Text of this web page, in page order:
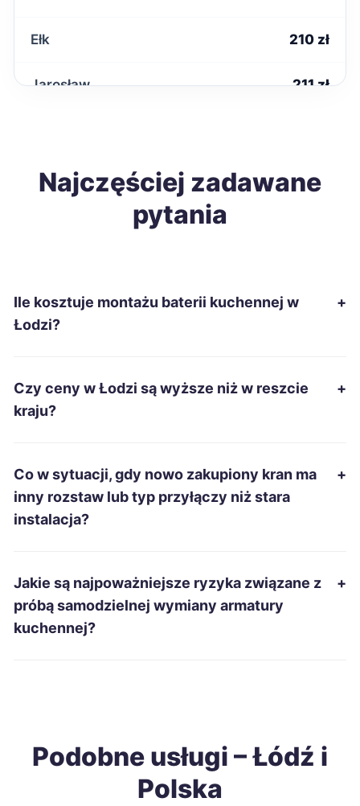
Ełk 210 zł
Jarosław 211 zł
Tomaszów Mazowiecki TWÓJ REGION 212 zł
Mielec 215 zł
Racibórz
Tarnobrzeg
Łomża 215 zł
Gniezno
Szczecinek 216 zł
Najczęściej zadawane
pytania
Ile kosztuje montażu baterii kuchennej w
Łodzi?
+
Czy ceny w Łodzi są wyższe niż w reszcie
kraju?
+
Co w sytuacji, gdy nowo zakupiony kran ma
inny rozstaw lub typ przyłączy niż stara
instalacja?
+
Jakie są najpoważniejsze ryzyka związane z
próbą samodzielnej wymiany armatury
kuchennej?
+
Podobne usługi – Łódź i
Polska